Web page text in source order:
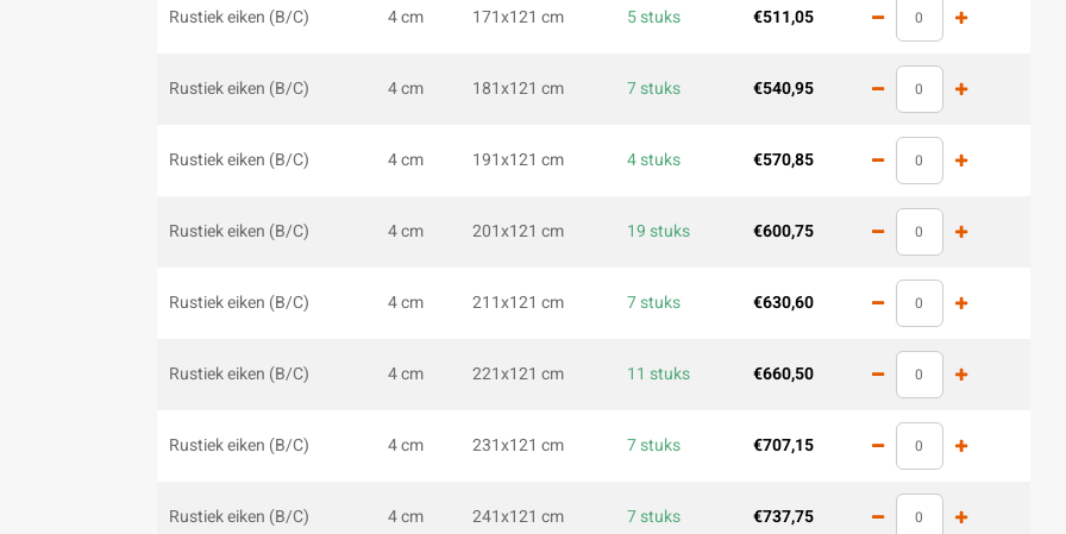
Rustiek eiken (B/C) 4 cm 171x121 cm 5 stuks €511,05
Rustiek eiken (B/C) 4 cm 181x121 cm 7 stuks €540,95
Rustiek eiken (B/C) 4 cm 191x121 cm 4 stuks €570,85
Rustiek eiken (B/C) 4 cm 201x121 cm 19 stuks €600,75
Rustiek eiken (B/C) 4 cm 211x121 cm 7 stuks €630,60
Rustiek eiken (B/C) 4 cm 221x121 cm 11 stuks €660,50
Rustiek eiken (B/C) 4 cm 231x121 cm 7 stuks €707,15
Rustiek eiken (B/C) 4 cm 241x121 cm 7 stuks €737,75